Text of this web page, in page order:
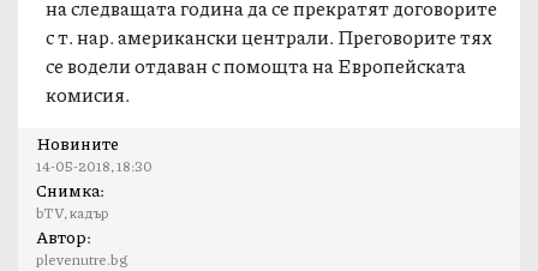
Новините
14-05-2018, 18:30
Снимка:
bTV, кадър
Автор:
plevenutre.bg
на следващата година да се прекратят договорите
с т. нар. американски централи. Преговорите тях
се водели отдаван с помощта на Европейската
комисия.